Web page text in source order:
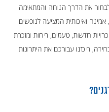
את הדרך הנוחה והמתאימה
ואיכותית המציעה לנופשים
חדשות, טעמים, ריחות ומזכרת
ריכזנו עבורכם את היתרונות